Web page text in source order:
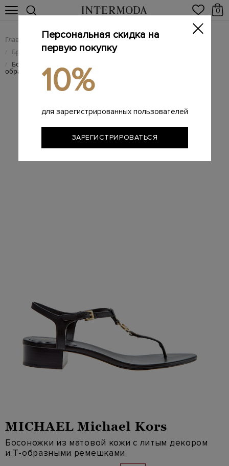
0
Главная Женщинам / Женская обувь
/ Брендовые женские босоножки
/ Босоножки из матовой кожи с литым декором и Т-
образными ремешками
MICHAEL Michael Kors
Босоножки из матовой кожи с литым декором
и Т-образными ремешками
Персональная скидка на
первую покупку
10%
для зарегистрированных пользователей
ЗАРЕГИСТРИРОВАТЬСЯ